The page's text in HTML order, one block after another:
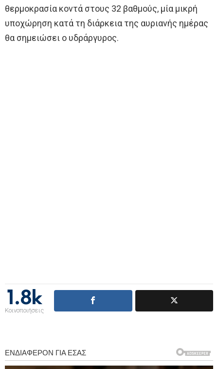
θερμοκρασία κοντά στους 32 βαθμούς, μία μικρή
υποχώρηση κατά τη διάρκεια της αυριανής ημέρας
θα σημειώσει ο υδράργυρος.
1.8k
Κοινοποιήσεις